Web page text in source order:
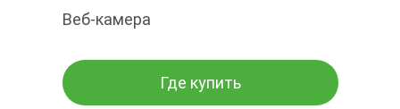
Веб-камера
Где купить